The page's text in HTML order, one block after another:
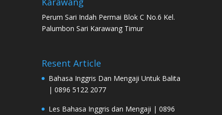
Perum Sari Indah Permai Blok C No.6 Kel.
Palumbon Sari Karawang Timur
Resent Article
Bahasa Inggris Dan Mengaji Untuk Balita
| 0896 5122 2077
Les Bahasa Inggris dan Mengaji | 0896